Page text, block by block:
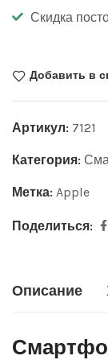
Скидка
Добавить в
Артикул: 7121
Категория:
Метка: Apple
Поделиться:
Описание